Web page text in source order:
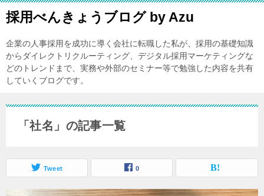
採用べんきょうブログ by Azu
企業の人事採用を成功に導く会社に転職した私が、採用の基礎知識
からダイレクトリクルーティング、デジタル採用マーケティングな
どのトレンドまで、実務や外部のセミナー等で勉強した内容を共有
していくブログです。
「社名」の記事一覧
Tweet 0